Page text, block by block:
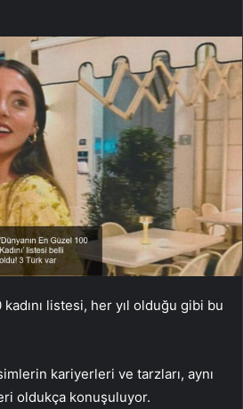
listesi, her yıl olduğu gibi bu
kariyerleri ve tarzları, aynı
oldukça konuşuluyor.